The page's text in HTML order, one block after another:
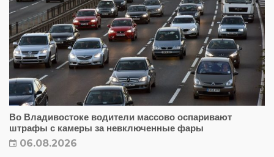
Во Владивостоке водители массово оспаривают
штрафы с камеры за невключенные фары
06.08.2026